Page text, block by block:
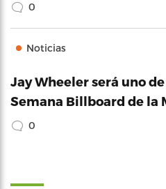
0
Noticias
Jay Wheeler será uno
Semana Billboard de la
0